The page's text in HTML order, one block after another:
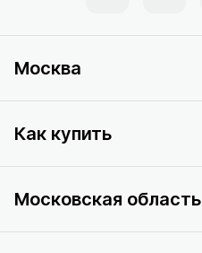
Москва
Как купить
Московская область